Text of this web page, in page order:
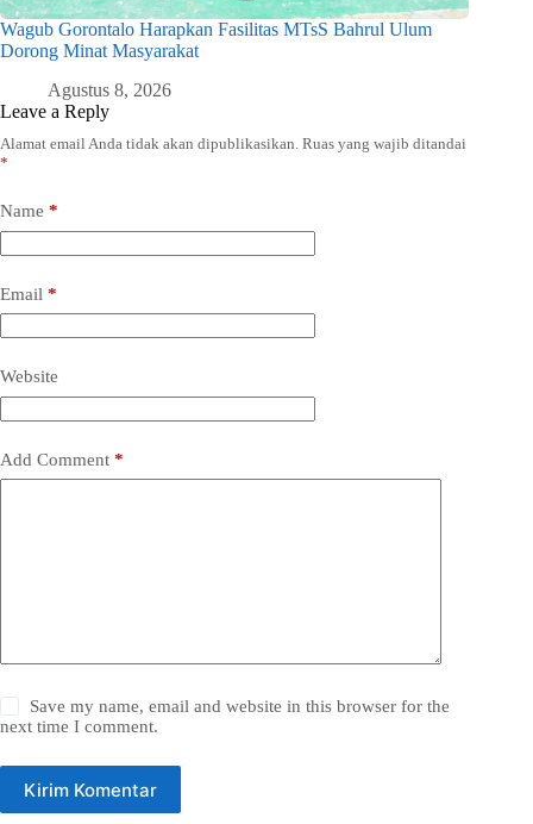
Wagub Gorontalo Harapkan Fasilitas MTsS Bahrul Ulum
Dorong Minat Masyarakat
Agustus 8, 2026
Leave a Reply
Alamat email Anda tidak akan dipublikasikan. Ruas yang wajib ditandai
*
Name *
Email *
Website
Add Comment *
Save my name, email and website in this browser for the
next time I comment.
Kirim Komentar